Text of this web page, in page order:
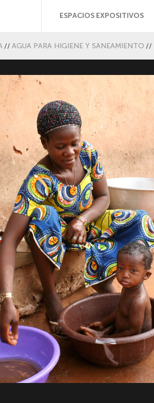
ESPACIOS EXPOSITIVOS
// AGUA PARA HIGIENE Y SANEAMIENTO //